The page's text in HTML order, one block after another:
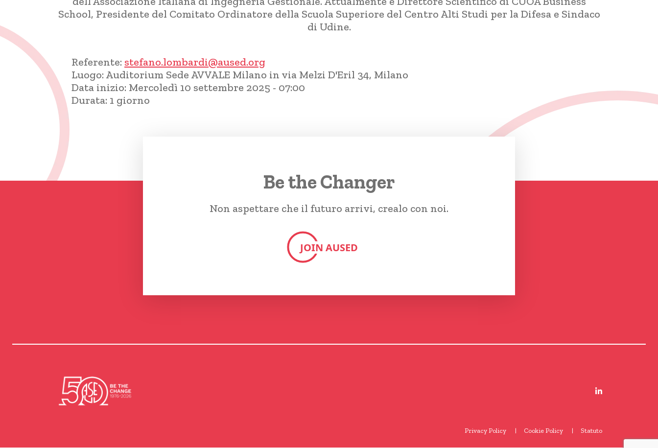
School, Presidente del Comitato Ordinatore della Scuola Superiore del Centro Alti Studi per la Difesa e Sindaco
di Udine.
Referente: stefano.lombardi@aused.org
Luogo: Auditorium Sede AVVALE Milano in via Melzi D'Eril 34, Milano
Data inizio: Mercoledì 10 settembre 2025 - 07:00
Durata: 1 giorno
Be the Changer
Non aspettare che il futuro arrivi, crealo con noi.
JOIN AUSED
Privacy Policy Cookie Policy Statuto